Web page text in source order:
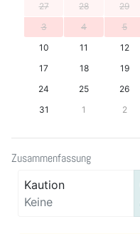
27
28 29
3
4 5
10
11 12
17
18 19
24
25 26
31
1 2
Zusammenfassung
Kaution
Keine